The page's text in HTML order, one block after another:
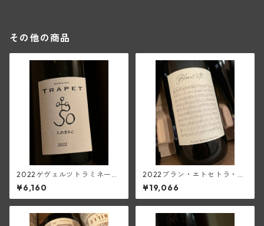
その他の商品
2022ゲヴェルツトラミネー
ル・マセレ・アンブル・オラ
ンジュ(トラペ)
¥6,160
2022ブラン・エトセトラ・ヴ
ァン・ド・フランス(ディディ
エ・ダグノー)
¥19,066